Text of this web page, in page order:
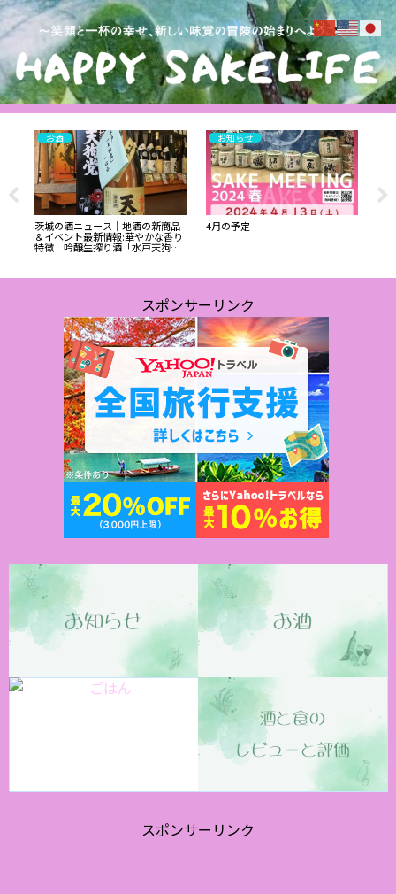
お酒
茨城の酒ニュース｜地酒の新商品
＆イベント最新情報:華やかな香り
特徴 吟醸生搾り酒「水戸天狗
お知らせ
4月の予定
スポンサーリンク
スポンサーリンク